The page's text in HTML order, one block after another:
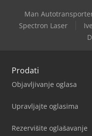
Man
Spectron Laser
Prodati
Objavljivanje oglasa
Upravljajte oglasima
Rezervišite oglašavanje